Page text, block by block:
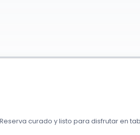
curado y listo para disfrutar en